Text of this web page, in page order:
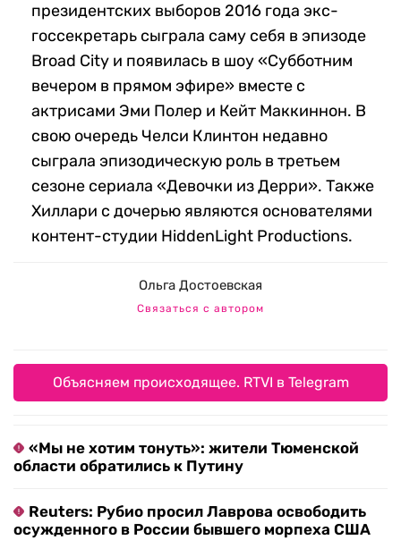
президентских выборов 2016 года экс-
госсекретарь сыграла саму себя в эпизоде
Вroad City и появилась в шоу «Субботним
вечером в прямом эфире» вместе с
актрисами Эми Полер и Кейт Маккиннон. В
свою очередь Челси Клинтон недавно
сыграла эпизодическую роль в третьем
сезоне сериала «Девочки из Дерри». Также
Хиллари с дочерью являются основателями
контент-студии HiddenLight Productions.
Ольга Достоевская
Связаться с автором
Объясняем происходящее. RTVI в Telegram
«Мы не хотим тонуть»: жители Тюменской
области обратились к Путину
Reuters: Рубио просил Лаврова освободить
осужденного в России бывшего морпеха США